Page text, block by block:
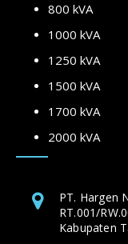
800 kVA
1000 kVA
1250 kVA
1500 kVA
1700 kVA
2000 kVA
PT. Hargen
RT.001/
Kabupaten